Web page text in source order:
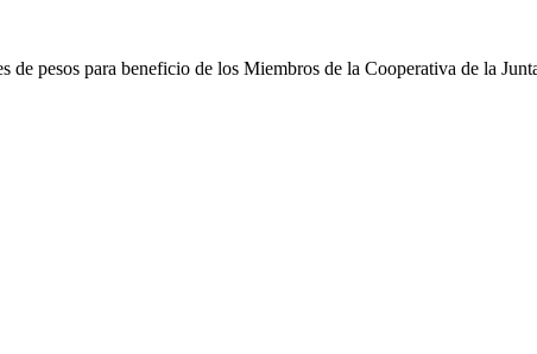
pesos para beneficio de los Miembros de la Cooperativa de la